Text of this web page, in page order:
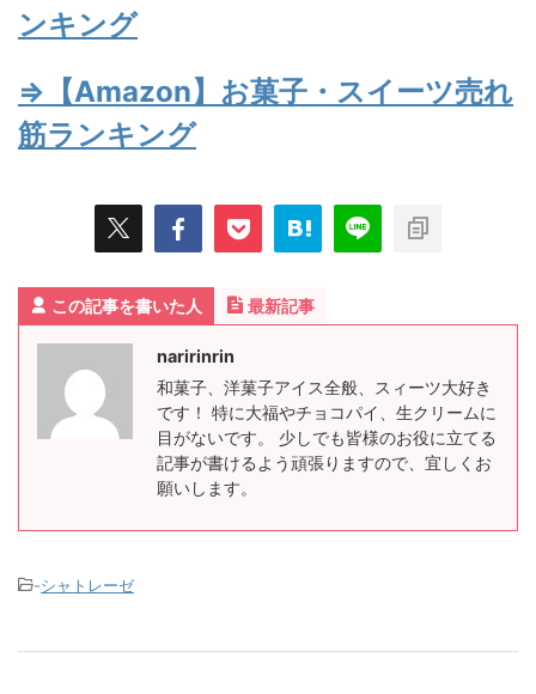
ンキング
⇒【Amazon】お菓子・スイーツ売れ
筋ランキング
この記事を書いた人 最新記事
naririnrin
和菓子、洋菓子アイス全般、スィーツ大好き
です！ 特に大福やチョコパイ、生クリームに
目がないです。 少しでも皆様のお役に立てる
記事が書けるよう頑張りますので、宜しくお
願いします。
-シャトレーゼ